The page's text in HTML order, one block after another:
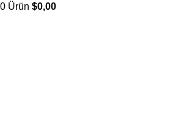
0 Ürün $0,00